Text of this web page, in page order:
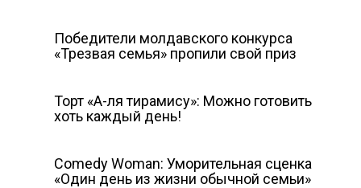
Победители молдавского конкурса
«Трезвая семья» пропили свой приз
Торт «А-ля тирамису»: Можно готовить
хоть каждый день!
Comedy Woman: Уморительная сценка
«Один день из жизни обычной семьи»